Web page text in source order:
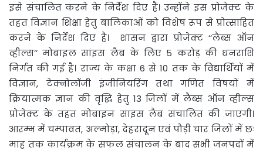
इसे संचालित करने के निर्देश दिए हैं। उन्होंने इस प्रोजेक्ट के
तहत विज्ञान शिक्षा हेतु बालिकाओं को विशेष रूप से प्रोत्साहित
करने के निर्देश दिए हैं। शासन द्वारा प्रोजेक्ट ‘‘लैब्स ऑन
व्हील्स’’ मोबाइल सांइस लैब के लिए 5 करोड़ की धनराशि
निर्गत की गई है। राज्य के कक्षा 6 से 10 तक के विद्यार्थियों में
विज्ञान, टेक्नोलॉजी इंजीनियरिंग तथा गणित विषयों में
क्रियात्मक ज्ञान की वृद्धि हेतु 13 जिलों में लैब्स ऑन व्हील्स
प्रोजेक्ट के तहत मोबाइन साइंस लैब संचालित की जाएगी।
आरम्भ में चम्पावत, अल्मोड़ा, देहरादून एवं पौड़ी चार जिलों में छः
माह तक कार्यक्रम के सफल संचालन के बाद सभी जनपदों में